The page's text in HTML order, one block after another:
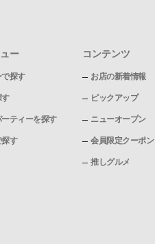
ー
で探す
す
ティーを探す
探す
コンテンツ
お店の新着情報
ピックアップ
ニューオープン
会員限定クーポン
推しグルメ